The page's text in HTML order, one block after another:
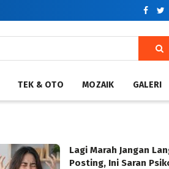
TEK & OTO MOZAIK GALERI
Lagi Marah Jangan
Posting, Ini Saran